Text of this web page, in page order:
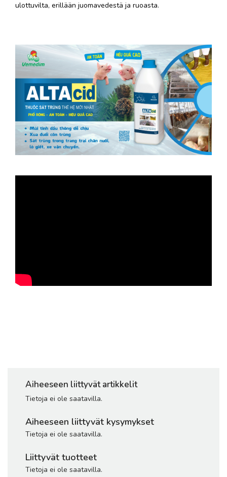
ulottuvilta, erillään juomavedestä ja ruoasta.
Aiheeseen liittyvät artikkelit
Tietoja ei ole saatavilla.
Aiheeseen liittyvät kysymykset
Tietoja ei ole saatavilla.
Liittyvät tuotteet
Tietoja ei ole saatavilla.